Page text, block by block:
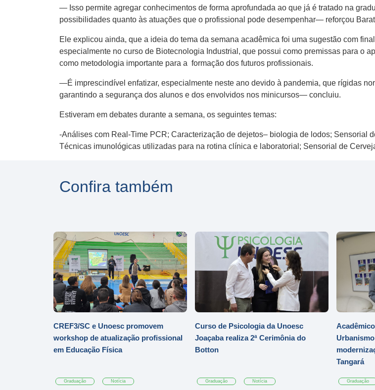
— Isso permite agregar conhecimentos de forma aprofundada ao que já é tratado na
possibilidades quanto às atuações que o profissional pode desempenhar— reforçou
Ele explicou ainda, que a ideia do tema da semana acadêmica foi uma sugestão com
especialmente no curso de Biotecnologia Industrial, que possui como premissas para o
como metodologia importante para a formação dos futuros profissionais.
—É imprescindível enfatizar, especialmente neste ano devido à pandemia, que rígidas
garantindo a segurança dos alunos e dos envolvidos nos minicursos— concluiu.
Estiveram em debates durante a semana, os seguintes temas:
-Análises com Real-Time PCR; Caracterização de dejetos– biologia de lodos; Sensorial
Técnicas imunológicas utilizadas para na rotina clínica e laboratorial; Sensorial de
Confira também
CREF3/SC e Unoesc promovem
workshop de atualização profissional
em Educação Física
Graduação Notícia
Curso de Psicologia da Unoesc
Joaçaba realiza 2ª Cerimônia do
Botton
Graduação Notícia
Tangará
Graduação